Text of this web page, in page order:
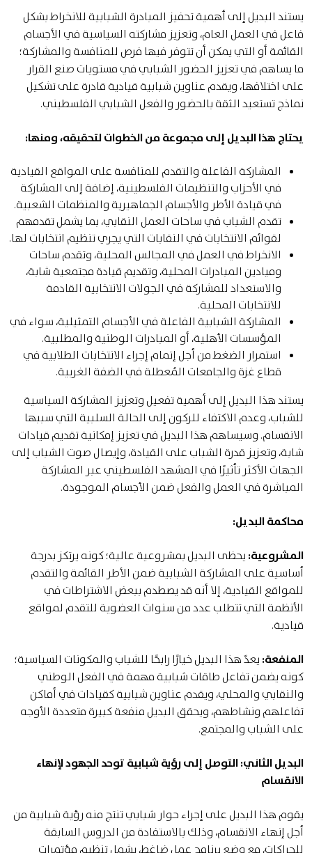
يستند البديل إلى أهمية تحفيز المبادرة الشبابية للانخراط بشكل
فاعل في العمل العام، وتعزيز مشاركته السياسية في الأجسام
القائمة أو التي يمكن أن تتوفر فيها فرص للمنافسة والمشاركة؛
ما يساهم في تعزيز الحضور الشبابي في مستويات صنع القرار
على اختلافها، ويقدم عناوين شبابية قيادية قادرة على تشكيل
نماذج تستعيد الثقة بالحضور والفعل الشبابي الفلسطيني.
يحتاج هذا البديل إلى مجموعة من الخطوات لتحقيقه، ومنها:
المشاركة الفاعلة والتقدم للمنافسة على المواقع القيادية
في الأحزاب والتنظيمات الفلسطينية، إضافة إلى المشاركة
في قيادة الأطر والأجسام الجماهيرية والمنظمات الشعبية.
تقدم الشباب في ساحات العمل النقابي، بما يشمل تقدمهم
لقوائم الانتخابات في النقابات التي يجري تنظيم انتخابات لها.
الانخراط في العمل في المجالس المحلية، وتقدم ساحات
وميادين المبادرات المحلية، وتقديم قيادة مجتمعية شابة،
والاستعداد للمشاركة في الجولات الانتخابية القادمة
للانتخابات المحلية.
المشاركة الشبابية الفاعلة في الأجسام التمثيلية، سواء في
المؤسسات الأهلية، أو المبادرات الوطنية والمطلبية.
استمرار الضغط من أجل إتمام إجراء الانتخابات الطلابية في
قطاع غزة والجامعات المُعطلة في الضفة الغربية.
يستند هذا البديل إلى أهمية تفعيل وتعزيز المشاركة السياسية
للشباب، وعدم الاكتفاء للركون إلى الحالة السلبية التي سببها
الانقسام. وسيساهم هذا البديل في تعزيز إمكانية تقديم قيادات
شابة، وتعزيز قدرة الشباب على القيادة، وإيصال صوت الشباب إلى
الجهات الأكثر تأثيرًا في المشهد الفلسطيني عبر المشاركة
المباشرة في العمل والفعل ضمن الأجسام الموجودة.
محاكمة البديل:
المشروعية: يحظى البديل بمشروعية عالية؛ كونه يرتكز بدرجة
أساسية على المشاركة الشبابية ضمن الأطر القائمة والتقدم
للمواقع القيادية، إلا أنه قد يصطدم ببعض الاشتراطات في
الأنظمة التي تتطلب عدد من سنوات العضوية للتقدم لمواقع
قيادية.
المنفعة: يعدّ هذا البديل خيارًا رابحًا للشباب والمكونات السياسية؛
كونه يضمن تفاعل طاقات شبابية مهمة في الفعل الوطني
والنقابي والمحلي، ويقدم عناوين شبابية كقيادات في أماكن
تفاعلهم ونشاطهم، ويحقق البديل منفعة كبيرة متعددة الأوجه
على الشباب والمجتمع.
البديل الثاني: التوصل إلى رؤية شبابية توحد الجهود لإنهاء
الانقسام
يقوم هذا البديل على إجراء حوار شبابي تنتج منه رؤية شبابية من
أجل إنهاء الانقسام، وذلك بالاستفادة من الدروس السابقة
للحراكات، مع وضع برنامج عمل ضاغط، يشمل تنظيم مؤتمرات